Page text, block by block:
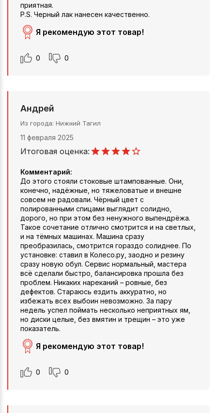
приятная.
P.S. Черный лак нанесен качественно.
Я рекомендую этот товар!
0 0
Андрей
Из города Нижний Тагил
11 февраля 2025
Итоговая оценка:
Комментарий:
До этого стояли стоковые штампованные. Они,
конечно, надёжные, но тяжеловатые и внешне
совсем не радовали. Чёрный цвет с
полированными спицами выглядит солидно,
дорого, но при этом без ненужного выпендрёжа.
Такое сочетание отлично смотрится и на светлых,
и на тёмных машинах. Машина сразу
преобразилась, смотрится гораздо солиднее. По
установке: ставил в Колесо.ру, заодно и резину
сразу новую обул. Сервис нормальный, мастера
всё сделали быстро, балансировка прошла без
проблем. Никаких нареканий – ровные, без
дефектов. Стараюсь ездить аккуратно, но
избежать всех выбоин невозможно. За пару
недель успел поймать несколько неприятных ям,
но диски целые, без вмятин и трещин – это уже
показатель.
Я рекомендую этот товар!
0 0